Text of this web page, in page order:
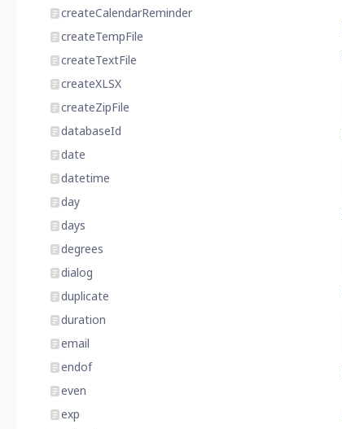
createCalendarReminder
createTempFile
createTextFile
createXLSX
createZipFile
databaseId
date
datetime
day
days
degrees
dialog
duplicate
duration
email
endof
even
exp